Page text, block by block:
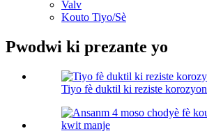
Valv
Kouto Tiyo/Sè
Pwodwi ki prezante yo
Tiyo fè duktil ki reziste korozyon